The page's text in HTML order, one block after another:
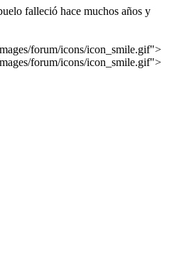
falleció hace muchos años y
forum/icons/icon_smile.gif">
forum/icons/icon_smile.gif">